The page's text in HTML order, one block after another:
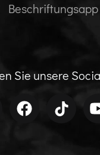
Beschriftungsapp
Sie unsere